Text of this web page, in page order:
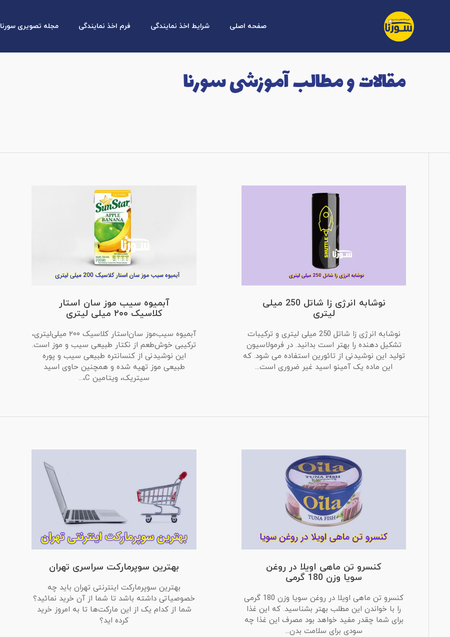
صفحه اصلی شرایط اخذ نمایندگی فرم اخذ نمایندگی مجله تصویری سورنا
مقالات و مطالب آموزشی سورنا
نوشابه انرژی زا شاتل 250 میلی
لیتری
نوشابه انرژی زا شاتل 250 میلی لیتری و ترکیبات
تشکیل دهنده را بهتر است بدانید. در فرمولاسیون
تولید این نوشیدنی از تائورین استفاده می شود. که
این ماده یک آمینو اسید غیر ضروری است...
آبمیوه سیب موز سان استار
کلاسیک ۲۰۰ میلی لیتری
آبمیوه سیب‌موز سان‌استار کلاسیک ۲۰۰ میلی‌لیتری،
ترکیبی خوش‌طعم از نکتار طبیعی سیب و موز است.
این نوشیدنی از کنسانتره طبیعی سیب و پوره
طبیعی موز تهیه شده و همچنین حاوی اسید
سیتریک، ویتامین C،...
کنسرو تن ماهی اویلا در روغن
سویا وزن 180 گرمی
کنسرو تن ماهی اویلا در روغن سویا وزن 180 گرمی
را با خواندن این مطلب بهتر بشناسید. که این غذا
برای شما چقدر مفید خواهد بود مصرف این غذا چه
سودی برای سلامت بدن...
بهترین سوپرمارکت سراسری تهران
بهترین سوپرمارکت اینترنتی تهران باید چه
خصوصیاتی داشته باشد تا شما از آن خرید نمائید؟
شما از کدام یک از این مارکت‌ها تا به امروز خرید
کرده اید؟